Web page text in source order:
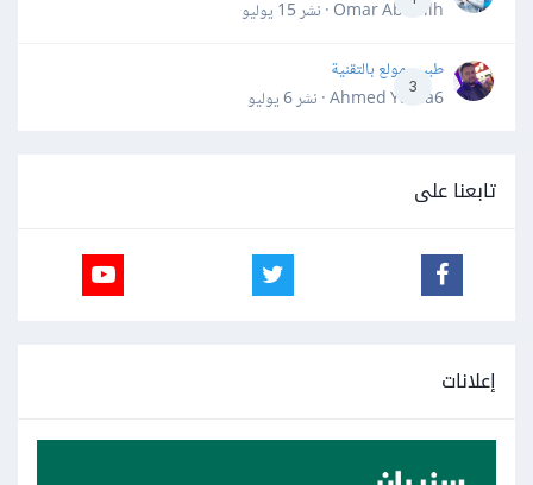
Omar Abdallh · نشر
15 يوليو
3
طبيب مولع بالتقنية
Ahmed Yahia6 · نشر
6 يوليو
تابعنا على
إعلانات